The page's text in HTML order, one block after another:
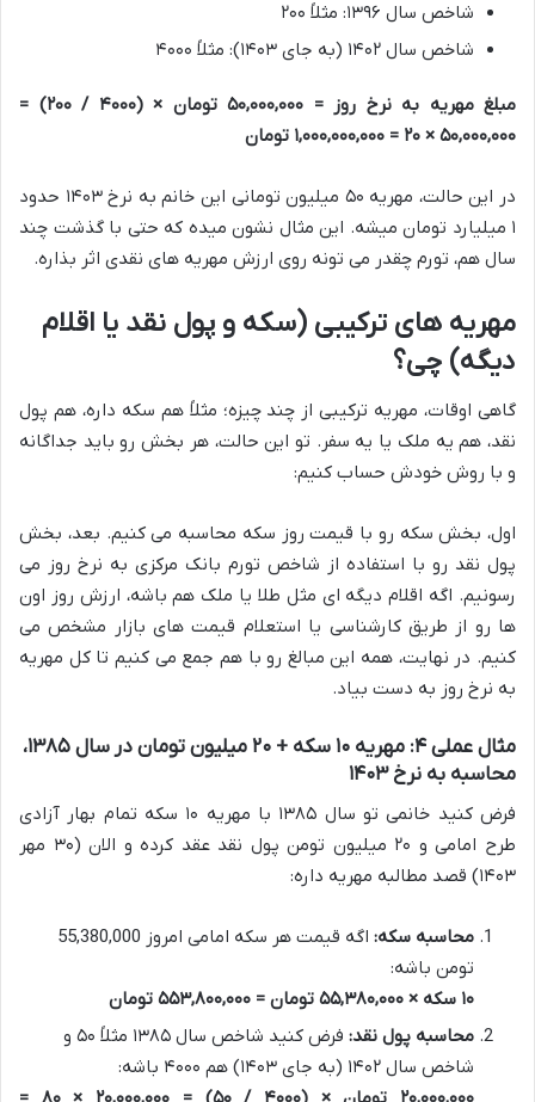
شاخص سال ۱۳۹۶: مثلاً ۲۰۰
شاخص سال ۱۴۰۲ (به جای ۱۴۰۳): مثلاً ۴۰۰۰
مبلغ مهریه به نرخ روز = ۵۰,۰۰۰,۰۰۰ تومان × (۴۰۰۰ / ۲۰۰) =
۵۰,۰۰۰,۰۰۰ × ۲۰ = ۱,۰۰۰,۰۰۰,۰۰۰ تومان
در این حالت، مهریه ۵۰ میلیون تومانی این خانم به نرخ ۱۴۰۳ حدود
۱ میلیارد تومان میشه. این مثال نشون میده که حتی با گذشت چند
سال هم، تورم چقدر می تونه روی ارزش مهریه های نقدی اثر بذاره.
مهریه های ترکیبی (سکه و پول نقد یا اقلام
دیگه) چی؟
گاهی اوقات، مهریه ترکیبی از چند چیزه؛ مثلاً هم سکه داره، هم پول
نقد، هم یه ملک یا یه سفر. تو این حالت، هر بخش رو باید جداگانه
و با روش خودش حساب کنیم:
اول، بخش سکه رو با قیمت روز سکه محاسبه می کنیم. بعد، بخش
پول نقد رو با استفاده از شاخص تورم بانک مرکزی به نرخ روز می
رسونیم. اگه اقلام دیگه ای مثل طلا یا ملک هم باشه، ارزش روز اون
ها رو از طریق کارشناسی یا استعلام قیمت های بازار مشخص می
کنیم. در نهایت، همه این مبالغ رو با هم جمع می کنیم تا کل مهریه
به نرخ روز به دست بیاد.
مثال عملی ۴: مهریه ۱۰ سکه + ۲۰ میلیون تومان در سال ۱۳۸۵،
محاسبه به نرخ ۱۴۰۳
فرض کنید خانمی تو سال ۱۳۸۵ با مهریه ۱۰ سکه تمام بهار آزادی
طرح امامی و ۲۰ میلیون تومن پول نقد عقد کرده و الان (۳۰ مهر
۱۴۰۳) قصد مطالبه مهریه داره:
محاسبه سکه:
اگه قیمت هر سکه امامی امروز 55,380,000
تومن باشه:
۱۰ سکه × ۵۵,۳۸۰,۰۰۰ تومان = ۵۵۳,۸۰۰,۰۰۰ تومان
محاسبه پول نقد:
فرض کنید شاخص سال ۱۳۸۵ مثلاً ۵۰ و
شاخص سال ۱۴۰۲ (به جای ۱۴۰۳) هم ۴۰۰۰ باشه: